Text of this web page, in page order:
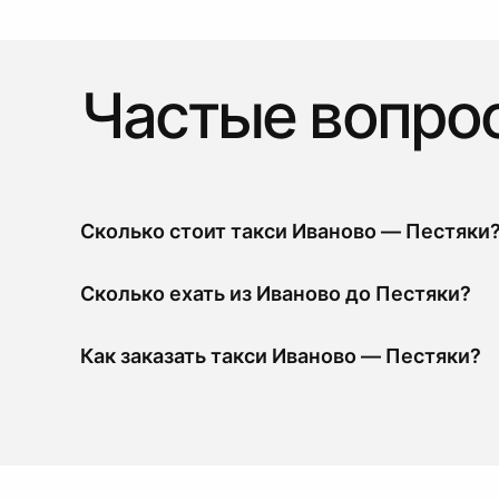
Частые
Сколько стоит такси Иваново —
Сколько ехать из Иваново до Пестяки?
Как заказать такси Иваново — Пестяки?